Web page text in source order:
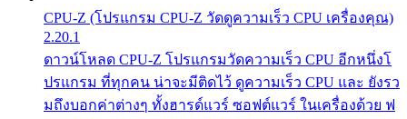
CPU-Z (โปรแกรม CPU-Z วัดดูความเร็ว CPU เครื่องคุณ)
2.20.1
ดาวน์โหลด CPU-Z โปรแกรมวัดความเร็ว CPU อีกหนึ่งโ
ปรแกรม ที่ทุกคน น่าจะมีติดไว้ ดูความเร็ว CPU และ ยังรว
มถึงบอกค่าต่างๆ ทั้งฮารด์แวร์ ซอฟต์แวร์ ในเครื่องด้วย ฟ